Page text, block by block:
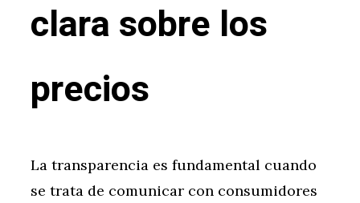
clara sobre los
precios
La transparencia es fundamental cuando
se trata de comunicar con consumidores